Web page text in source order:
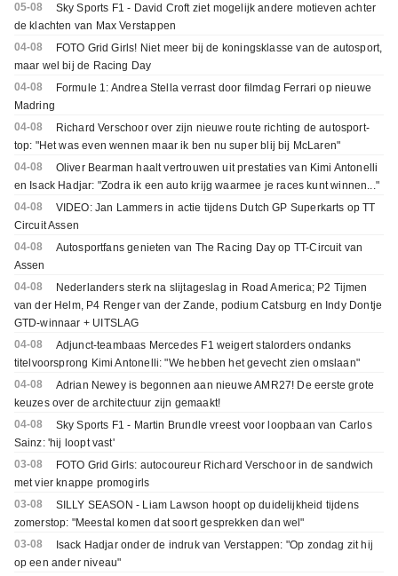
05-08
Sky Sports F1 - David Croft ziet mogelijk andere motieven achter
de klachten van Max Verstappen
04-08
FOTO Grid Girls! Niet meer bij de koningsklasse van de autosport,
maar wel bij de Racing Day
04-08
Formule 1: Andrea Stella verrast door filmdag Ferrari op nieuwe
Madring
04-08
Richard Verschoor over zijn nieuwe route richting de autosport-
top: "Het was even wennen maar ik ben nu super blij bij McLaren"
04-08
Oliver Bearman haalt vertrouwen uit prestaties van Kimi Antonelli
en Isack Hadjar: "Zodra ik een auto krijg waarmee je races kunt winnen..."
04-08
VIDEO: Jan Lammers in actie tijdens Dutch GP Superkarts op TT
Circuit Assen
04-08
Autosportfans genieten van The Racing Day op TT-Circuit van
Assen
04-08
Nederlanders sterk na slijtageslag in Road America; P2 Tijmen
van der Helm, P4 Renger van der Zande, podium Catsburg en Indy Dontje
GTD-winnaar + UITSLAG
04-08
Adjunct-teambaas Mercedes F1 weigert stalorders ondanks
titelvoorsprong Kimi Antonelli: "We hebben het gevecht zien omslaan"
04-08
Adrian Newey is begonnen aan nieuwe AMR27! De eerste grote
keuzes over de architectuur zijn gemaakt!
04-08
Sky Sports F1 - Martin Brundle vreest voor loopbaan van Carlos
Sainz: 'hij loopt vast'
03-08
FOTO Grid Girls: autocoureur Richard Verschoor in de sandwich
met vier knappe promogirls
03-08
SILLY SEASON - Liam Lawson hoopt op duidelijkheid tijdens
zomerstop: "Meestal komen dat soort gesprekken dan wel"
03-08
Isack Hadjar onder de indruk van Verstappen: "Op zondag zit hij
op een ander niveau"